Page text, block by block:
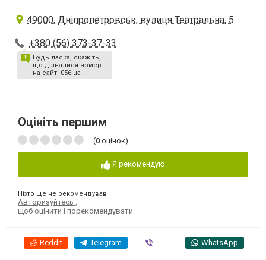
49000, Дніпропетровськ, вулиця Театральна, 5
+380 (56) 373-37-33
Будь ласка, скажіть,
що дізналися номер
на сайті 056.ua
Оцініть першим
(0 оцінок)
Я рекомендую
Ніхто ще не рекомендував
Авторизуйтесь
щоб оцінити і порекомендувати
Reddit Telegram WhatsApp